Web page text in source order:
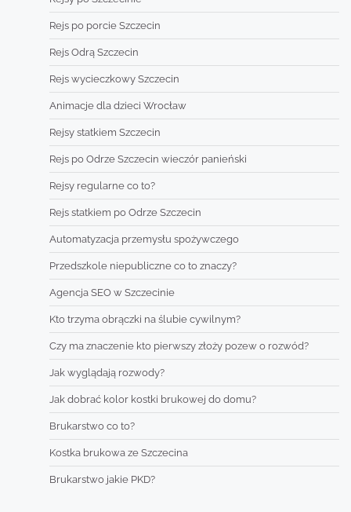
Rejs po porcie Szczecin
Rejs Odrą Szczecin
Rejs wycieczkowy Szczecin
Animacje dla dzieci Wrocław
Rejsy statkiem Szczecin
Rejs po Odrze Szczecin wieczór panieński
Rejsy regularne co to?
Rejs statkiem po Odrze Szczecin
Automatyzacja przemysłu spożywczego
Przedszkole niepubliczne co to znaczy?
Agencja SEO w Szczecinie
Kto trzyma obrączki na ślubie cywilnym?
Czy ma znaczenie kto pierwszy złoży pozew o rozwód?
Jak wyglądają rozwody?
Jak dobrać kolor kostki brukowej do domu?
Brukarstwo co to?
Kostka brukowa ze Szczecina
Brukarstwo jakie PKD?